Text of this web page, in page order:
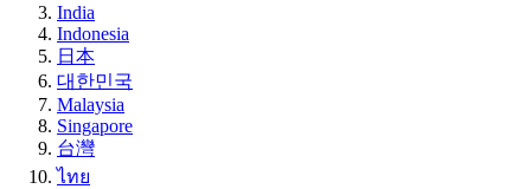
India
Indonesia
日本
대한민국
Malaysia
Singapore
台灣
ไทย